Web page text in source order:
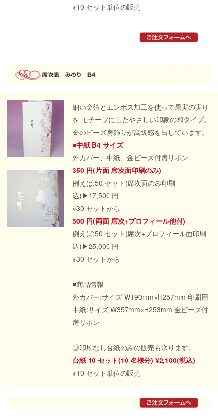
※10 セット単位の販売
細い金箔とエンボス加工を使って果実の実り
を モチーフにしたやさしい印象の和タイプ。
金のビーズ房飾りが高級感を出しています。
■中紙 B4 サイズ
外カバー、中紙、金ビーズ付房リボン
350 円(片面 席次面印刷のみ)
例えば:50 セット(席次面のみ印刷
込)▶17,500 円
※30 セットから
500 円(両面 席次+プロフィール他付)
例えば:50 セット(席次+プロフィール面印刷
込)▶25,000 円
※30 セットから
■商品情報
外カバー:サイズ W190mm×H257mm 印刷用
中紙:サイズ W357mm×H253mm 金ビーズ付
房リボン
◎印刷なし台紙のみの販売も承ります。
台紙 10 セット(10 名様分) ¥2,100(税込)
※10 セット単位の販売